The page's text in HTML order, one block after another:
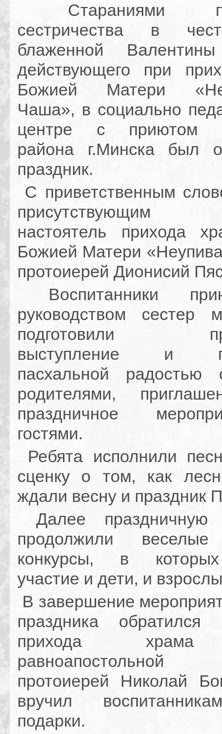
Стараниями
сестричества в
блаженной
действующего при
Божией Матери
Чаша», в социально
центре с приютом
района г.Минска был
праздник.
С приветственным
присутствующим
настоятель прихода
Божией Матери
протоиерей Дионисий
Воспитанники
руководством сестер
подготовили
выступление и
пасхальной радостью
родителями,
праздничное
гостями.
Ребята исполнили
сценку о том, как
ждали весну и праздник
Далее праздничную
продолжили
конкурсы, в
участие и дети, и
В завершение
праздника обратился
прихода храма
протоиерей Николай
вручил
подарки.